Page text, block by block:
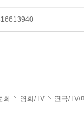
화 영화/TV 연극/TV/